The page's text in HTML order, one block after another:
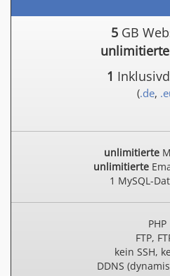
5 GB
1
(.de,
unlimitierte
unlimitierte
1 MySQL-
PHP
FTP,
kein SSH,
DDNS